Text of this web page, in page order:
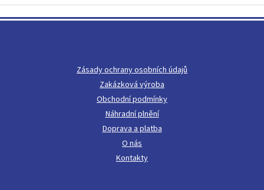
á
Zásady ochrany osobních údajů
Zakázková výroba
Obchodní podmínky
Náhradní plnění
Doprava a platba
O nás
Kontakty